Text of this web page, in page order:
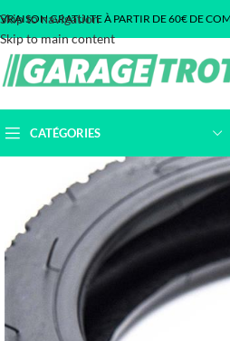
Skip to navigation
Skip to main content
GRATUITE À PARTIR DE 60€ DE
CATÉGORIES